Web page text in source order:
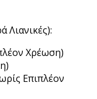
Λιανικές):
Χρέωση)
Επιπλέον